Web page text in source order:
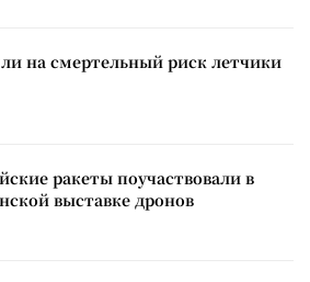
на смертельный риск летчики
ракеты поучаствовали в
выставке дронов